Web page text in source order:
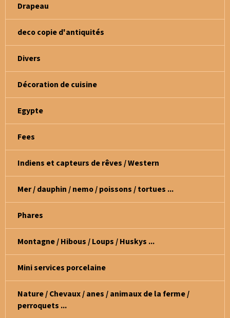
Drapeau
deco copie d'antiquités
Divers
Décoration de cuisine
Egypte
Fees
Indiens et capteurs de rêves / Western
Mer / dauphin / nemo / poissons / tortues ...
Phares
Montagne / Hibous / Loups / Huskys ...
Mini services porcelaine
Nature / Chevaux / anes / animaux de la ferme /
perroquets ...